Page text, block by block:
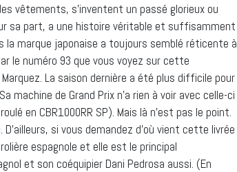
vêtements, s’inventent un passé glorieux ou
sa part, a une histoire véritable et suffisamment
la marque japonaise a toujours semblé réticente à
le numéro 93 que vous voyez sur cette
Marquez. La saison dernière a été plus difficile pour
de Grand Prix n’a rien à voir avec celle-ci
en CBR1000RR SP). Mais là n’est pas le point.
si vous demandez d’où vient cette livrée
espagnole et elle est le principal
et son coéquipier Dani Pedrosa aussi. (En